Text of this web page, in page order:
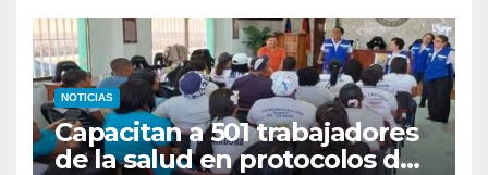
NOTICIAS
Capacitan a 501 trabajadores
de la salud en protocolos de